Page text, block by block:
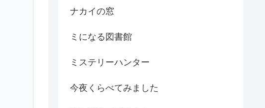
ナカイの窓
ミになる図書館
ミステリーハンター
今夜くらべてみました